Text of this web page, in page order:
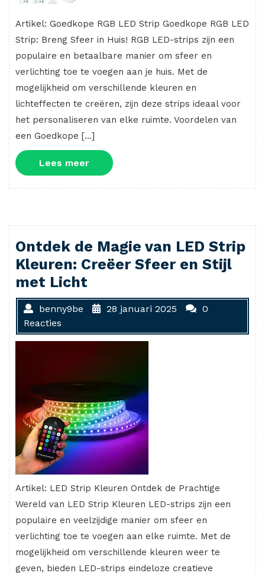
Artikel: Goedkope RGB LED Strip Goedkope RGB LED
Strip: Breng Sfeer in Huis! RGB LED-strips zijn een
populaire en betaalbare manier om sfeer en
verlichting toe te voegen aan je huis. Met de
mogelijkheid om verschillende kleuren en
lichteffecten te creëren, zijn deze strips ideaal voor
het personaliseren van elke ruimte. Voordelen van
een Goedkope […]
Lees meerLees
meer
Ontdek de Magie van LED Strip
Kleuren: Creëer Sfeer en Stijl
met Licht
benny9be 28 januari 2025
0
Reacties
Artikel: LED Strip Kleuren Ontdek de Prachtige
Wereld van LED Strip Kleuren LED-strips zijn een
populaire en veelzijdige manier om sfeer en
verlichting toe te voegen aan elke ruimte. Met de
mogelijkheid om verschillende kleuren weer te
geven, bieden LED-strips eindeloze creatieve